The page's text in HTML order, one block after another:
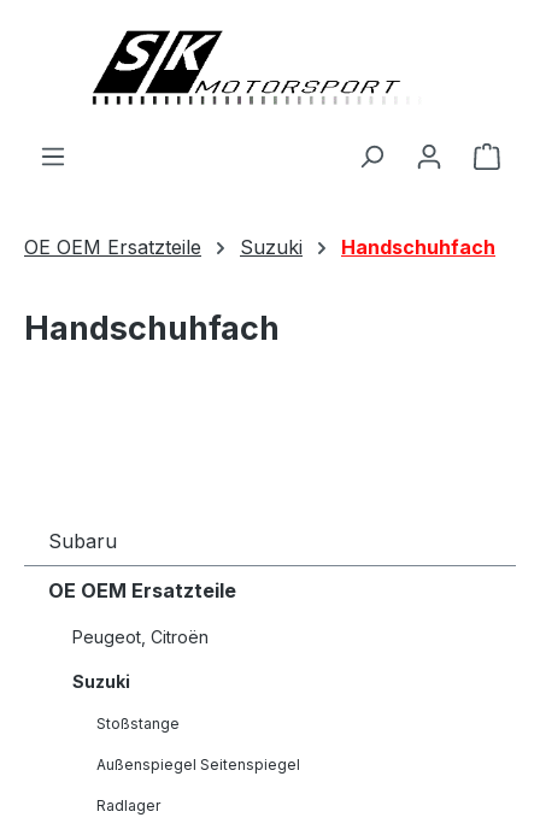
OE OEM Ersatzteile Suzuki Handschuhfach
Handschuhfach
Subaru
OE OEM Ersatzteile
Peugeot, Citroën
Suzuki
Stoßstange
Außenspiegel Seitenspiegel
Radlager